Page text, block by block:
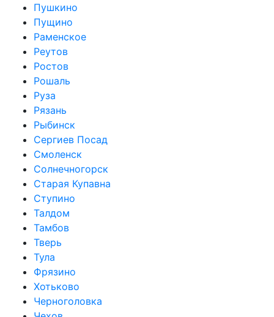
Пушкино
Пущино
Раменское
Реутов
Ростов
Рошаль
Руза
Рязань
Рыбинск
Сергиев Посад
Смоленск
Солнечногорск
Старая Купавна
Ступино
Талдом
Тамбов
Тверь
Тула
Фрязино
Хотьково
Черноголовка